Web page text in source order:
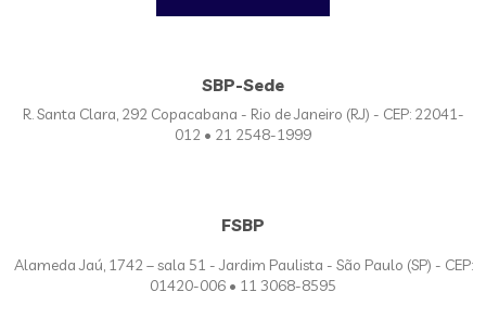
SBP-Sede
R. Santa Clara, 292 Copacabana - Rio de Janeiro (RJ) - CEP: 22041-
012 • 21 2548-1999
FSBP
Alameda Jaú, 1742 – sala 51 - Jardim Paulista - São Paulo (SP) - CEP:
01420-006 • 11 3068-8595